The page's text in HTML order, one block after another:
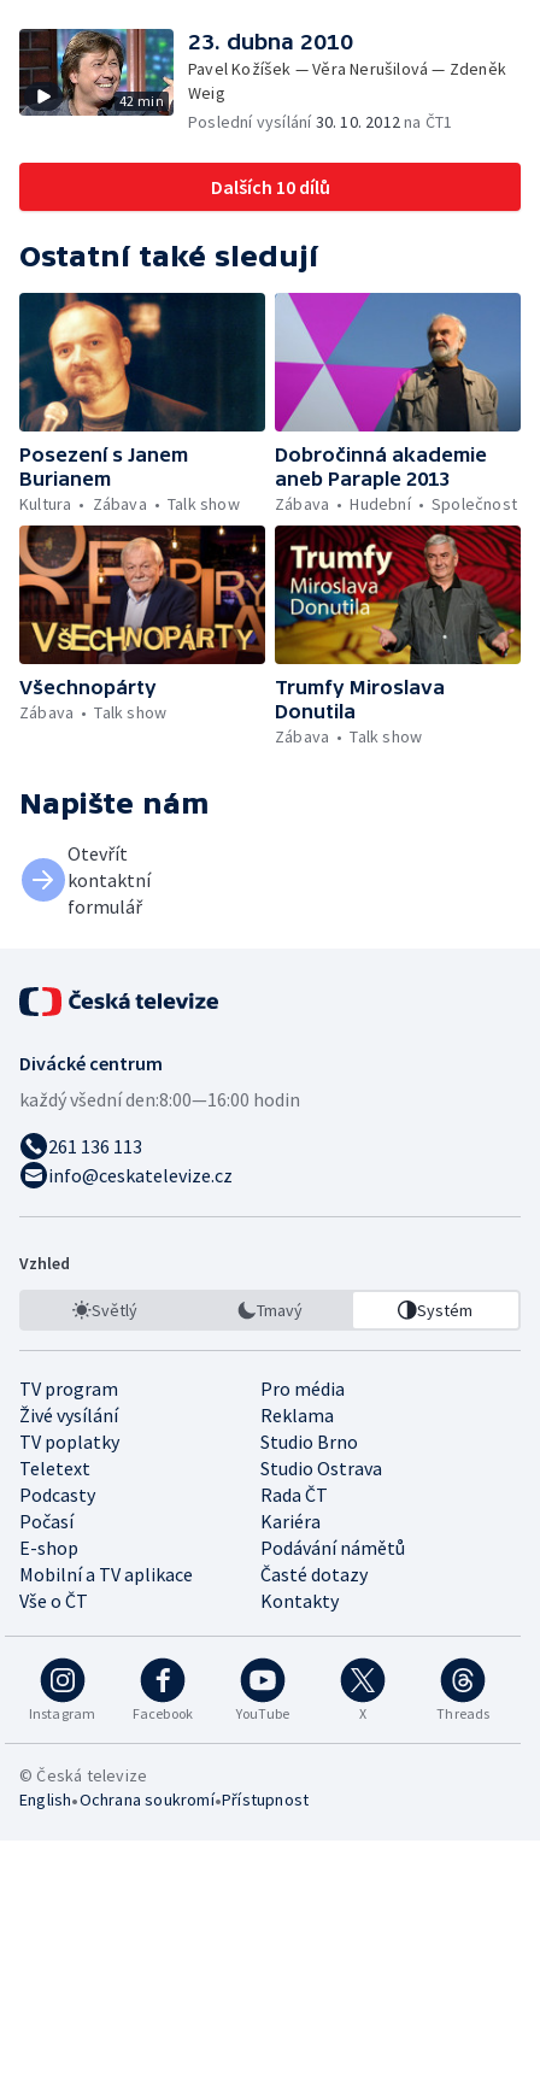
42 min
23. dubna 2010
Pavel Kožíšek — Věra Nerušilová — Zdeněk
Weig
Poslední vysílání30. 10. 2012na ČT1
Dalších 10 dílů
Ostatní také sledují
Posezení s Janem
Burianem
Kultura
Zábava Talk show
Dobročinná akademie
aneb Paraple 2013
Zábava
Hudební Společnost
Všechnopárty
Zábava
Talk show
Trumfy Miroslava
Donutila
Zábava
Talk show
Napište nám
Otevřít
kontaktní
formulář
Divácké centrum
každý všední den:8:00—16:00 hodin
261 136 113
info@ceskatelevize.cz
Vzhled
Světlý Tmavý Systém
TV program
Pro média
Živé vysílání
Reklama
TV poplatky
Studio Brno
Teletext
Studio Ostrava
Podcasty
Rada ČT
Počasí
Kariéra
E-shop
Podávání námětů
Mobilní a TV aplikace
Časté dotazy
Vše o ČT
Kontakty
Instagram Facebook YouTube X Threads
© Česká televize
English•Ochrana soukromí•Přístupnost